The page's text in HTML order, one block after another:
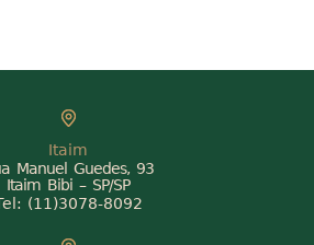
Itaim
Manuel Guedes, 93
Itaim Bibi – SP/SP
(11)3078-8092